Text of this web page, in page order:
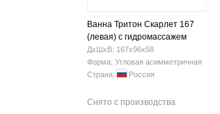
Ванна Тритон Скарлет 167
(левая) с гидромассажем
ДхШхВ: 167х96х58
Форма: Угловая асимметричная
Страна:
Россия
Снято с производства